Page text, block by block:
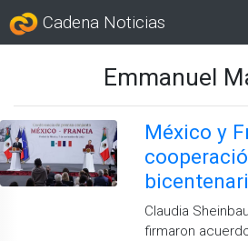
Cadena Noticias
Emmanuel
México y
Claudia
firmaron